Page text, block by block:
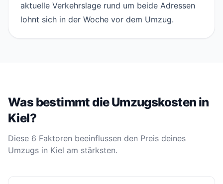
aktuelle Verkehrslage rund um beide Adressen
lohnt sich in der Woche vor dem Umzug.
Was bestimmt die Umzugskosten in
Kiel?
Diese 6 Faktoren beeinflussen den Preis deines
Umzugs in Kiel am stärksten.